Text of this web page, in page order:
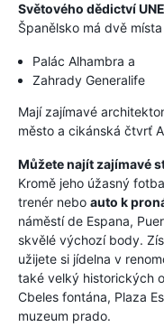
Světového dědictví
Španělsko má dvě
Palác Alhambra a
Zahrady Generalife
Mají zajímavé
město a cikánská čtvrť
Můžete najít zajímavé
Kromě jeho úžasný
trenér nebo auto k
náměstí de Espana,
skvělé výchozí body.
užijete si jídelna v
také velký historických
Cbeles fontána, Plaza
muzeum prado.